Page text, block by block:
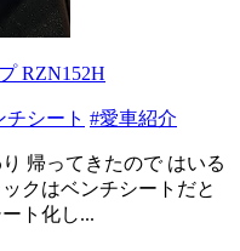
RZN152H
チシート #愛車紹介
帰ってきたので はいる
クはベンチシートだと
ト化し...